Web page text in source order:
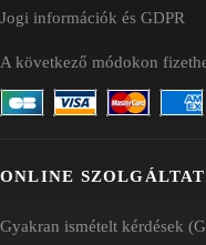
Jogi információk és GDPR
A következő módokon
ONLINE
Gyakran ismételt kérdések